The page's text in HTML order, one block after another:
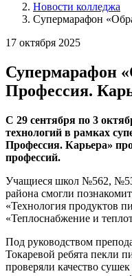
Новости колледжа
Супермарафон
17 октября 2025
Супермарафон
Профессия.
С 29 сентября по 3
технологий в рамках
Профессия. Карьера»
профессий.
Учащиеся школ №562,
района смогли
«Технология продуктов
«Теплоснабжение и
Под руководством
Токаревой ребята пекли
проверяли качество